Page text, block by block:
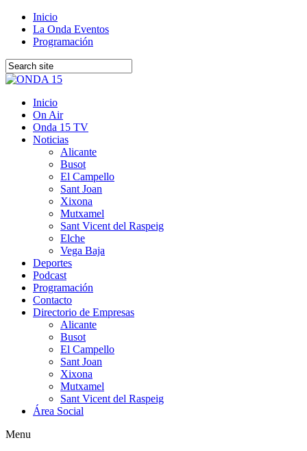
Inicio
La Onda Eventos
Programación
Inicio
On Air
Onda 15 TV
Noticias
Alicante
Busot
El Campello
Sant Joan
Xixona
Mutxamel
Sant Vicent del Raspeig
Elche
Vega Baja
Deportes
Podcast
Programación
Contacto
Directorio de Empresas
Alicante
Busot
El Campello
Sant Joan
Xixona
Mutxamel
Sant Vicent del Raspeig
Área Social
Menu